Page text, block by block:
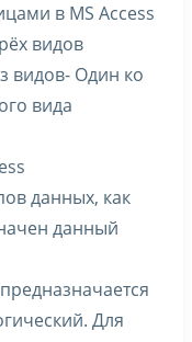
в MS Access
видов
видов- Один ко
вида
данных, как
данный
Для